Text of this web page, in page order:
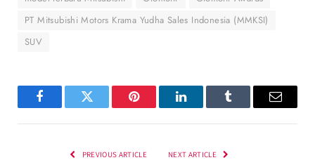
PT Mitsubishi Motors Krama Yudha Sales Indonesia (MMKSI)
SUV
FacebookTwitter Pinterest LinkedInTumblr Email
PREVIOUS ARTICLE NEXT ARTICLE